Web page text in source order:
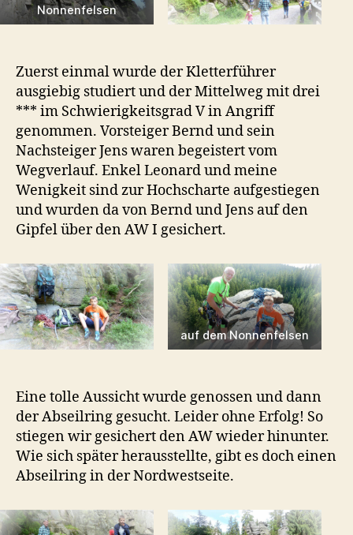
Nonnenfelsen
Zuerst einmal wurde der Kletterführer
ausgiebig studiert und der Mittelweg mit drei
*** im Schwierigkeitsgrad V in Angriff
genommen. Vorsteiger Bernd und sein
Nachsteiger Jens waren begeistert vom
Wegverlauf. Enkel Leonard und meine
Wenigkeit sind zur Hochscharte aufgestiegen
und wurden da von Bernd und Jens auf den
Gipfel über den AW I gesichert.
auf dem Nonnenfelsen
Eine tolle Aussicht wurde genossen und dann
der Abseilring gesucht. Leider ohne Erfolg! So
stiegen wir gesichert den AW wieder hinunter.
Wie sich später herausstellte, gibt es doch einen
Abseilring in der Nordwestseite.